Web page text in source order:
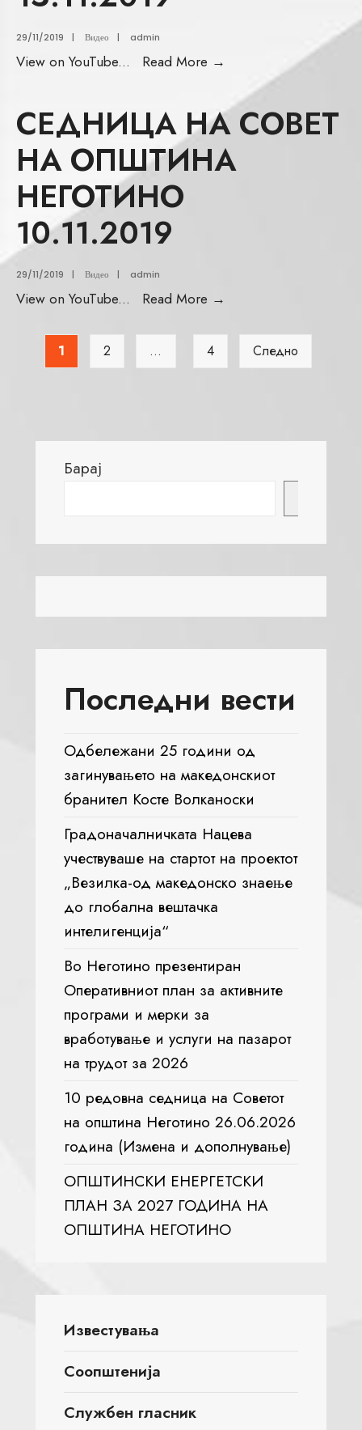
29/11/2019 | Видео | admin
View on YouTube... Read More →
СЕДНИЦА НА СОВЕТ
НА ОПШТИНА
НЕГОТИНО
10.11.2019
29/11/2019 | Видео | admin
View on YouTube... Read More →
1 2 … 4 Следно
Барај
Последни вести
Одбележани 25 години од
загинувањето на македонскиот
бранител Косте Волканоски
Градоначалничката Нацева
учествуваше на стартот на проектот
„Везилка-од македонско знаење
до глобална вештачка
интелигенција“
Во Неготино презентиран
Оперативниот план за активните
програми и мерки за
вработување и услуги на пазарот
на трудот за 2026
10 редовна седница на Советот
на општина Неготино 26.06.2026
година (Измена и дополнување)
ОПШТИНСКИ ЕНЕРГЕТСКИ
ПЛАН ЗА 2027 ГОДИНА НА
ОПШТИНА НЕГОТИНО
Известувања
Соопштенија
Службен гласник